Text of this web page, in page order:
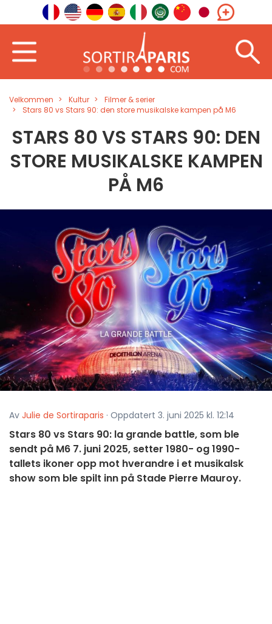
Velkommen Kultur
Filmer & serier
Stars 80 vs Stars 90: den store musikalske kampen på M6
STARS 80 VS STARS 90: DEN
STORE MUSIKALSKE KAMPEN
PÅ M6
Av Julie de Sortiraparis · Oppdatert 3. juni 2025 kl. 12:14
Stars 80 vs Stars 90: la grande battle, som ble
sendt på M6 7. juni 2025, setter 1980- og 1990-
tallets ikoner opp mot hverandre i et musikalsk
show som ble spilt inn på Stade Pierre Mauroy.